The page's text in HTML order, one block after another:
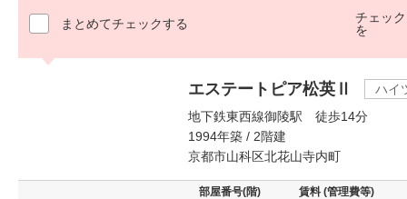
まとめてチェックする
チェッ
を
エステートピア松英Ⅱ
ハイ
地下鉄東西線御陵駅 徒歩14分
1994年築 / 2階建
京都市山科区北花山寺内町
部屋番号(階) 賃料 (管理費等)